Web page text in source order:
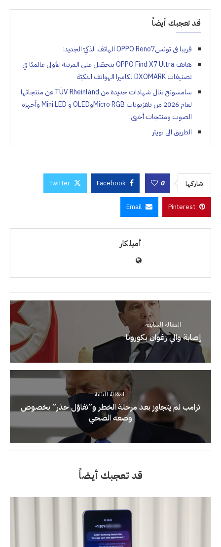
قد تعجبك أيضاً
قريبا في تونسOPPO Reno7 الهاتف الذكيّ الجديد:
هاتف OPPO Find X7 Ultra يتحصّل على المرتبة الأولى عالميّا في
تصنيفات DXOMARK لكاميرا الهواتف الذكيّة
سامسونج تنال شهادات جديدة من TÜV Rheinland عن منتجاتها
لعام 2026 من تلفزيونات Micro RGBوOLED و Mini LED وأجهزة
الصوت ومنتجات أخرى:
الطريق الى تويتر
شاركها 0
Facebook
Twitter
Pinterest
Email
أميلكار
المقالة السابقة
إصابة والي زغوان بكورونا
المقالة التالية
ترامب لم يتجاوز بعد مرحلة الخطر و”تفاؤل حذر” بخصوص
وضعه الصحي
قد تعجبك أيضاً